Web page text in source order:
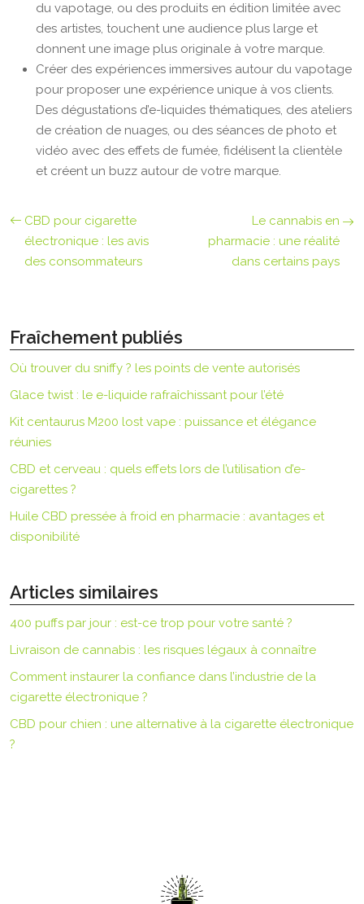
du vapotage, ou des produits en édition limitée avec
des artistes, touchent une audience plus large et
donnent une image plus originale à votre marque.
Créer des expériences immersives autour du vapotage
pour proposer une expérience unique à vos clients.
Des dégustations d’e-liquides thématiques, des ateliers
de création de nuages, ou des séances de photo et
vidéo avec des effets de fumée, fidélisent la clientèle
et créent un buzz autour de votre marque.
CBD pour cigarette
électronique : les avis
des consommateurs
Le cannabis en
pharmacie : une réalité
dans certains pays
Fraîchement publiés
Où trouver du sniffy ? les points de vente autorisés
Glace twist : le e-liquide rafraîchissant pour l’été
Kit centaurus M200 lost vape : puissance et élégance
réunies
CBD et cerveau : quels effets lors de l’utilisation d’e-
cigarettes ?
Huile CBD pressée à froid en pharmacie : avantages et
disponibilité
Articles similaires
400 puffs par jour : est-ce trop pour votre santé ?
Livraison de cannabis : les risques légaux à connaître
Comment instaurer la confiance dans l’industrie de la
cigarette électronique ?
CBD pour chien : une alternative à la cigarette électronique
?